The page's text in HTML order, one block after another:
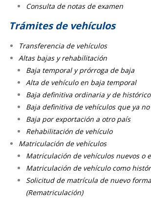
Consulta de notas de examen
Trámites de vehículos
Transferencia de vehículos
Altas bajas y rehabilitación
Baja temporal y prórroga de baja
Alta de vehículo en baja temporal
Baja definitiva ordinaria y de
Baja definitiva de vehículos que ya
Baja por exportación a otro país
Rehabilitación de vehículo
Matriculación de vehículos
Matriculación de vehículos nuevos o
Matriculación de vehículo como
Solicitud de matrícula de nuevo
(Rematriculación)